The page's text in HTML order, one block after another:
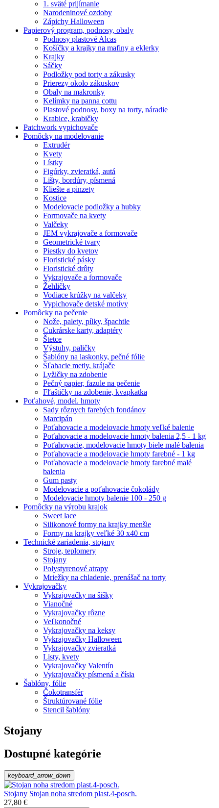
1. sväté prijímanie
Narodeninové ozdoby
Zápichy Halloween
Papierový program, podnosy, obaly
Podnosy plastové Alcas
Košíčky a krajky na mafiny a eklerky
Krajky
Sáčky
Podložky pod torty a zákusky
Prierezy okolo zákuskov
Obaly na makronky
Kelímky na panna cottu
Plastové podnosy, boxy na torty, náradie
Krabice, krabičky
Patchwork vypichovače
Pomôcky na modelovanie
Extrudér
Kvety
Lístky
Figúrky, zvieratká, autá
Lišty, bordúry, písmená
Kliešte a pinzety
Kostice
Modelovacie podložky a hubky
Formovače na kvety
Valčeky
JEM vykrajovače a formovače
Geometrické tvary
Piestky do kvetov
Floristické pásky
Floristické drôty
Vykrajovače a formovače
Žehličky
Vodiace krúžky na valčeky
Vypichovače detské motívy
Pomôcky na pečenie
Nože, palety, pílky, špachtle
Cukrárske karty, adaptéry
Štetce
Výstuhy, paličky
Šablóny na laskonky, pečné fólie
Šľahacie metly, krájače
Lyžičky na zdobenie
Pečný papier, fazule na pečenie
Fľaštičky na zdobenie, kvapkatka
Poťahové, model. hmoty
Sady rôznych farebých fondánov
Marcipán
Poťahovacie a modelovacie hmoty veľké balenie
Poťahovacie a modelovacie hmoty balenia 2,5 - 1 kg
Poťahovacie, modelovacie hmoty biele malé balenia
Poťahovacie a modelovacie hmoty farebné - 1 kg
Poťahovacie a modelovacie hmoty farebné malé
balenia
Gum pasty
Modelovacie a poťahovacie čokolády
Modelovacie hmoty balenie 100 - 250 g
Pomôcky na výrobu krajok
Sweet lace
Silikonové formy na krajky menšie
Formy na krajky veľké 30 x40 cm
Technické zariadenia, stojany
Stroje, teplomery
Stojany
Polystyrenové atrapy
Mriežky na chladenie, prenášač na torty
Vykrajovačky
Vykrajovačky na šišky
Vianočné
Vykrajovačky rôzne
Veľkonočné
Vykrajovačky na keksy
Vykrajovačky Halloween
Vykrajovačky zvieratká
Listy, kvety
Vykrajovačky Valentín
Vykrajovačky písmená a čísla
Šablóny, fólie
Čokotransfér
Štruktúrované fólie
Stencil šablóny
Stojany
Dostupné kategórie
keyboard_arrow_down
Stojany Stojan noha stredom plast.4-posch.
27,80 €